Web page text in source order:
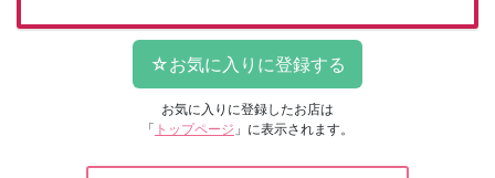
お気に入りに登録したお店は
「 トップページ 」に表示されます。